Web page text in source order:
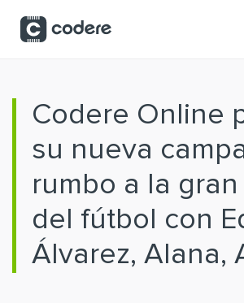
Codere Online
su nueva
rumbo a la
del fútbol con
Álvarez, Alana,